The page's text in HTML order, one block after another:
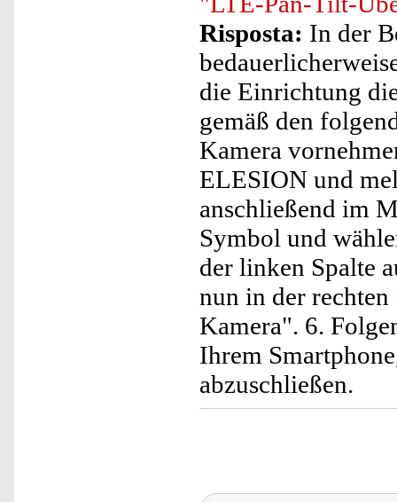
Risposta: In der
die Einrichtung
gemäß den
Kamera
ELESION und
anschließend im
Symbol und
der linken Spalte
nun in der
Kamera". 6.
Ihrem
abzuschließen.